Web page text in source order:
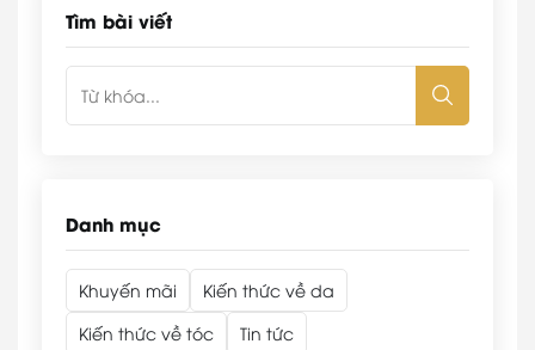
Tìm bài viết
Danh mục
Khuyến mãi
Kiến thức về da
Kiến thức về tóc
Tin tức